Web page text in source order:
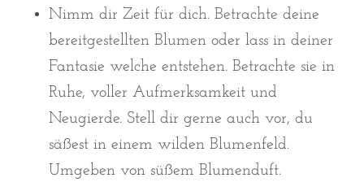
Nimm dir Zeit für dich. Betrachte deine
bereitgestellten Blumen oder lass in deiner
Fantasie welche entstehen. Betrachte sie in
Ruhe, voller Aufmerksamkeit und
Neugierde. Stell dir gerne auch vor, du
säßest in einem wilden Blumenfeld.
Umgeben von süßem Blumenduft.